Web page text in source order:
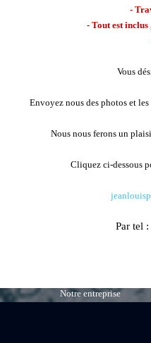
-
- Tout est
Vous
Envoyez nous des photos et les
Nous nous ferons un
Cliquez ci-dessous
Par tel
Notre entreprise